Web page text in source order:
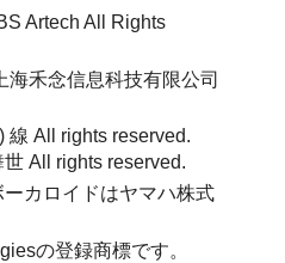
Artech All Rights
海禾念信息科技有限公司
線 All rights reserved.
All rights reserved.
カロイドはヤマハ株式
の登録商標です。